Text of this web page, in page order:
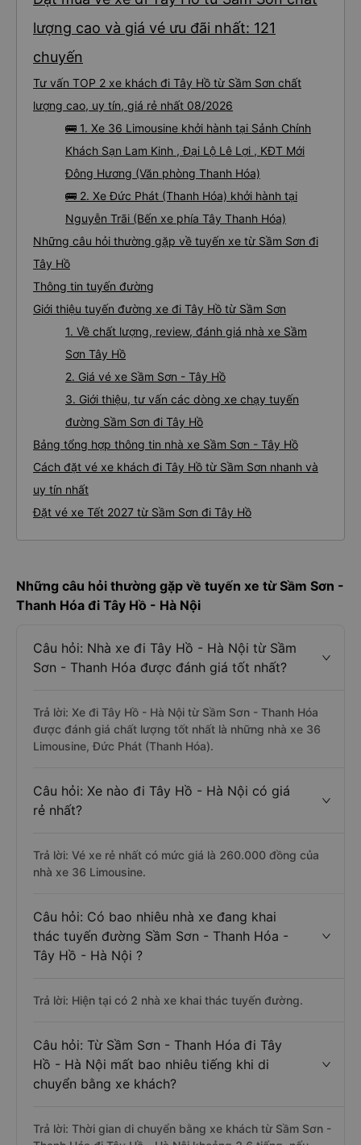
lượng cao và giá vé ưu đãi nhất: 121
chuyến
Tư vấn TOP 2 xe khách đi Tây Hồ từ Sầm Sơn chất
lượng cao, uy tín, giá rẻ nhất 08/2026
🚌 1. Xe 36 Limousine khởi hành tại Sảnh Chính
Khách Sạn Lam Kinh , Đại Lộ Lê Lợi , KĐT Mới
Đông Hương (Văn phòng Thanh Hóa)
🚌 2. Xe Đức Phát (Thanh Hóa) khởi hành tại
Nguyễn Trãi (Bến xe phía Tây Thanh Hóa)
Những câu hỏi thường gặp về tuyến xe từ Sầm Sơn đi
Tây Hồ
Thông tin tuyến đường
Giới thiệu tuyến đường xe đi Tây Hồ từ Sầm Sơn
1. Về chất lượng, review, đánh giá nhà xe Sầm
Sơn Tây Hồ
2. Giá vé xe Sầm Sơn - Tây Hồ
3. Giới thiệu, tư vấn các dòng xe chạy tuyến
đường Sầm Sơn đi Tây Hồ
Bảng tổng hợp thông tin nhà xe Sầm Sơn - Tây Hồ
Cách đặt vé xe khách đi Tây Hồ từ Sầm Sơn nhanh và
uy tín nhất
Đặt vé xe Tết 2027 từ Sầm Sơn đi Tây Hồ
Những câu hỏi thường gặp về tuyến xe từ Sầm Sơn -
Thanh Hóa đi Tây Hồ - Hà Nội
Câu hỏi: Nhà xe đi Tây Hồ - Hà Nội từ Sầm
Sơn - Thanh Hóa được đánh giá tốt nhất?
Trả lời: Xe đi Tây Hồ - Hà Nội từ Sầm Sơn - Thanh Hóa
được đánh giá chất lượng tốt nhất là những nhà xe 36
Limousine, Đức Phát (Thanh Hóa).
Câu hỏi: Xe nào đi Tây Hồ - Hà Nội có giá
rẻ nhất?
Trả lời: Vé xe rẻ nhất có mức giá là 260.000 đồng của
nhà xe 36 Limousine.
Câu hỏi: Có bao nhiêu nhà xe đang khai
thác tuyến đường Sầm Sơn - Thanh Hóa -
Tây Hồ - Hà Nội ?
Trả lời: Hiện tại có 2 nhà xe khai thác tuyến đường.
Câu hỏi: Từ Sầm Sơn - Thanh Hóa đi Tây
Hồ - Hà Nội mất bao nhiêu tiếng khi di
chuyển bằng xe khách?
Trả lời: Thời gian di chuyển bằng xe khách từ Sầm Sơn -